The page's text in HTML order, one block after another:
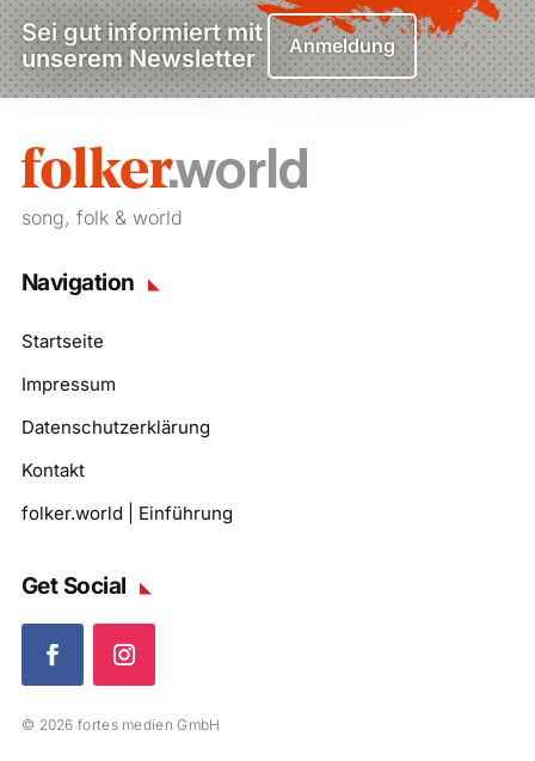
Sei gut informiert mit
unserem Newsletter
Anmeldung
song, folk & world
Navigation
Startseite
Impressum
Datenschutzerklärung
Kontakt
folker.world | Einführung
Get Social
© 2026 fortes medien GmbH